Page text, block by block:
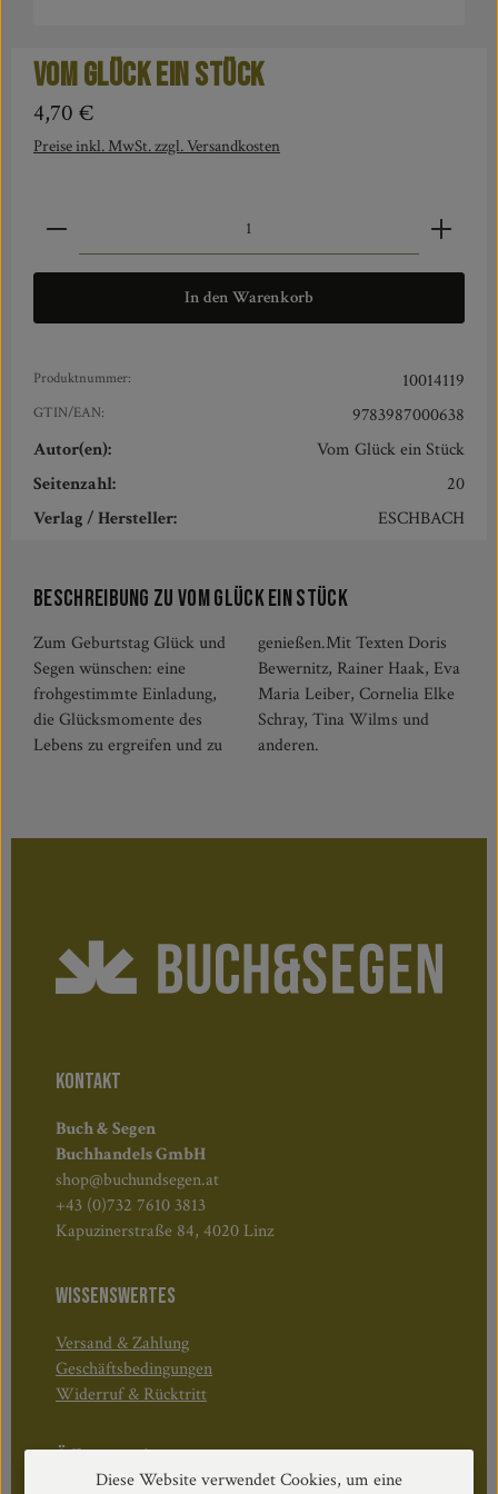
Vom Glück ein Stück
Regulärer Preis:
4,70 €
Preise inkl. MwSt. zzgl. Versandkosten
Produkt Anzahl: Gib den gewünschten Wert ein oder
In den Warenkorb
Produktnummer: 10014119
GTIN/EAN:
9783987000638
Autor(en):
Vom Glück ein Stück
Seitenzahl:
20
Verlag / Hersteller:
ESCHBACH
Beschreibung zu Vom Glück ein Stück
Zum Geburtstag Glück und
Segen wünschen: eine
frohgestimmte Einladung,
die Glücksmomente des
Lebens zu ergreifen und zu
genießen.Mit Texten Doris
Bewernitz, Rainer Haak, Eva
Maria Leiber, Cornelia Elke
Schray, Tina Wilms und
anderen.
KONTAKT
Buch & Segen
Buchhandels GmbH
shop@buchundsegen.at
+43 (0)732 7610 3813
Kapuzinerstraße 84, 4020 Linz
WISSENSWERTES
Versand & Zahlung
Geschäftsbedingungen
Widerruf & Rücktritt
Öffnungszeiten:
Mo–Do: 08:30–17:00 Uhr
Diese Website verwendet Cookies, um eine